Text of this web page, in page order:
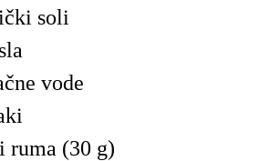
soli
vode
ruma (30 g)